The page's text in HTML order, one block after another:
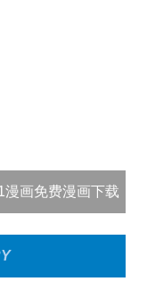
漫画免费漫画下载